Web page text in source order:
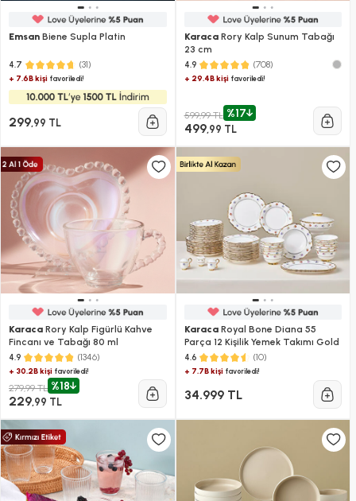
Emsan Biene Supla Platin
4.7 (31)
+ 7.6B kişi favoriledi!
299,99 TL
KaracaRory Kalp Sunum Tabağı
23 cm
4.9 (708)
+ 29.4B kişifavoriledi!
599,99 TL %17
499,99 TL
Karaca Rory Kalp Figürlü Kahve
Fincanı ve Tabağı 80 ml
4.9 (1346)
+ 30.2B kişi favoriledi!
279,99 TL %18
229,99 TL
KaracaRoyal Bone Diana 55
Parça 12 Kişilik Yemek Takımı Gold
4.6 (10)
+ 7.7B kişifavoriledi!
34.999 TL